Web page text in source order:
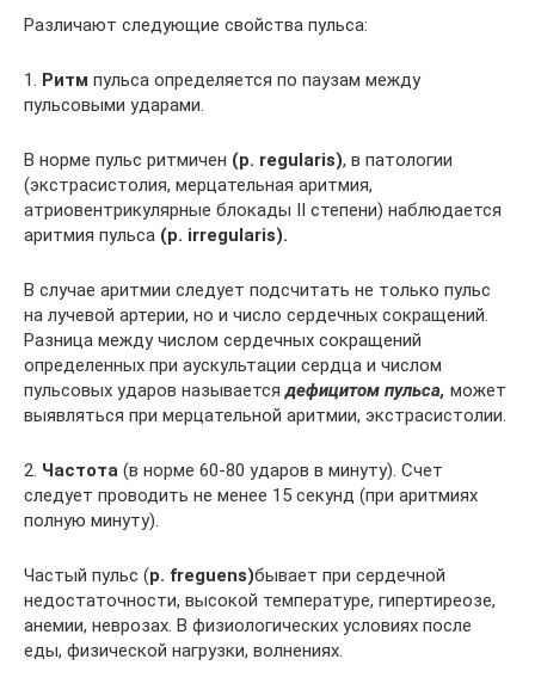
Различают следующие свойства пульса:
1. Ритм пульса определяется по паузам между
пульсовыми ударами.
В норме пульс ритмичен (р. regularis), в патологии
(экстрасистолия, мерцательная аритмия,
атриовентрикулярные блокады II степени) наблюдается
аритмия пульса (р. irregularis).
В случае аритмии следует подсчитать не только пульс
на лучевой артерии, но и число сердечных сокращений.
Разница между числом сердечных сокращений
определенных при аускультации сердца и числом
пульсовых ударов называетсядефицитом пульса, может
выявляться при мерцательной аритмии, экстрасистолии.
2. Частота (в норме 60-80 ударов в минуту). Счет
следует проводить не менее 15 секунд (при аритмиях
полную минуту).
Частый пульс (p. freguens)бывает при сердечной
недостаточности, высокой температуре, гипертиреозе,
анемии, неврозах. В физиологических условиях после
еды, физической нагрузки, волнениях.